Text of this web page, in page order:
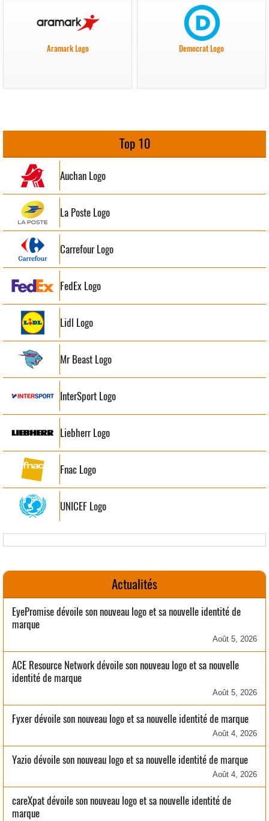
Aramark Logo Democrat Logo
Top 10
Auchan Logo
La Poste Logo
Carrefour Logo
FedEx Logo
Lidl Logo
Mr Beast Logo
InterSport Logo
Liebherr Logo
Fnac Logo
UNICEF Logo
Actualités
EyePromise dévoile son nouveau logo et sa nouvelle identité de
marque
Août 5, 2026
ACE Resource Network dévoile son nouveau logo et sa nouvelle
identité de marque
Août 5, 2026
Fyxer dévoile son nouveau logo et sa nouvelle identité de marque
Août 4, 2026
Yazio dévoile son nouveau logo et sa nouvelle identité de marque
Août 4, 2026
careXpat dévoile son nouveau logo et sa nouvelle identité de
marque